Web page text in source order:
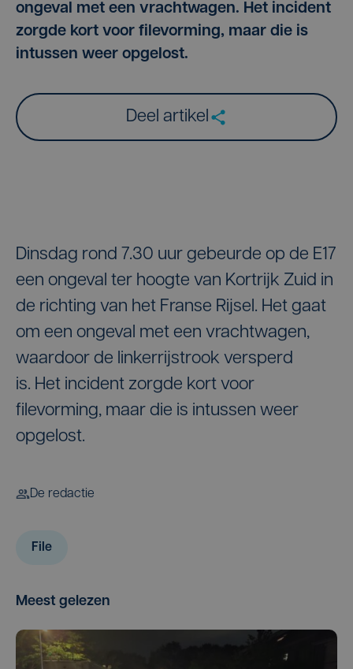
ongeval met een vrachtwagen. Het incident
zorgde kort voor filevorming, maar die is
intussen weer opgelost.
Deel artikel
Dinsdag rond 7.30 uur gebeurde op de E17
een ongeval ter hoogte van Kortrijk Zuid in
de richting van het Franse Rijsel. Het gaat
om een ongeval met een vrachtwagen,
waardoor de linkerrijstrook versperd
is. Het incident zorgde kort voor
filevorming, maar die is intussen weer
opgelost.
De redactie
File
Meest gelezen